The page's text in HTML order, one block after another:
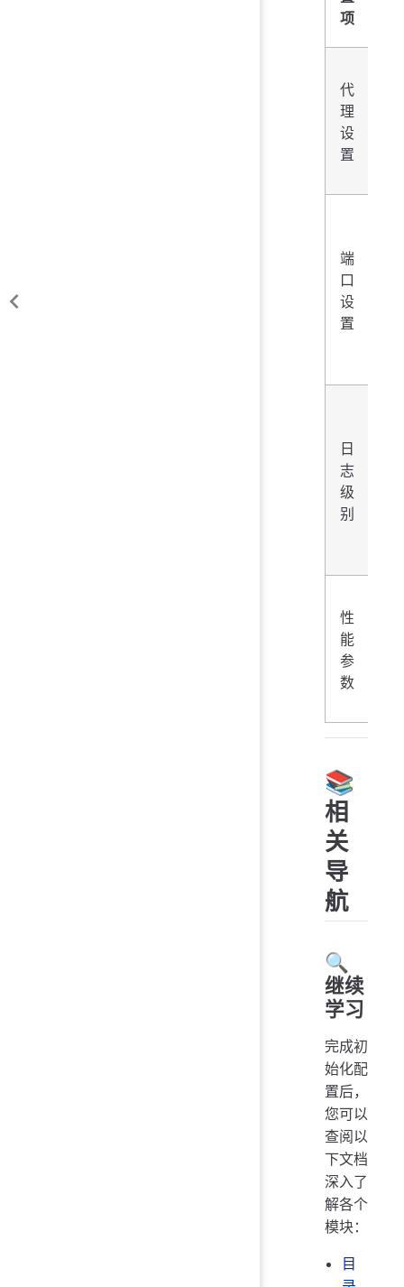
项
代
理
设
置
端
口
设
置
日
志
级
别
性
能
参
数
📚
相
关
导
航
🔍
继续
学习
完成初
始化配
置后，
您可以
查阅以
下文档
深入了
解各个
模块：
目